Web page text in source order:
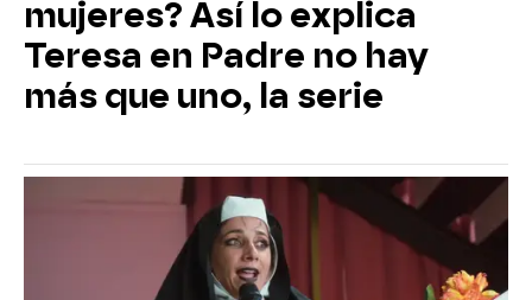
mujeres? Así lo explica
Teresa en Padre no hay
más que uno, la serie